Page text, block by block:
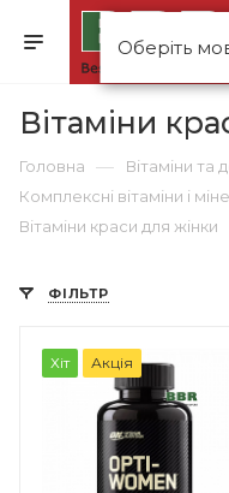
Оберіть
Вітаміни
Головна — Вітаміни та
Комплексні вітаміни і
Вітаміни краси для жінки
ФІЛЬТР
Хіт Акція